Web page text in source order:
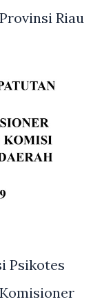
Riau
Psikotes